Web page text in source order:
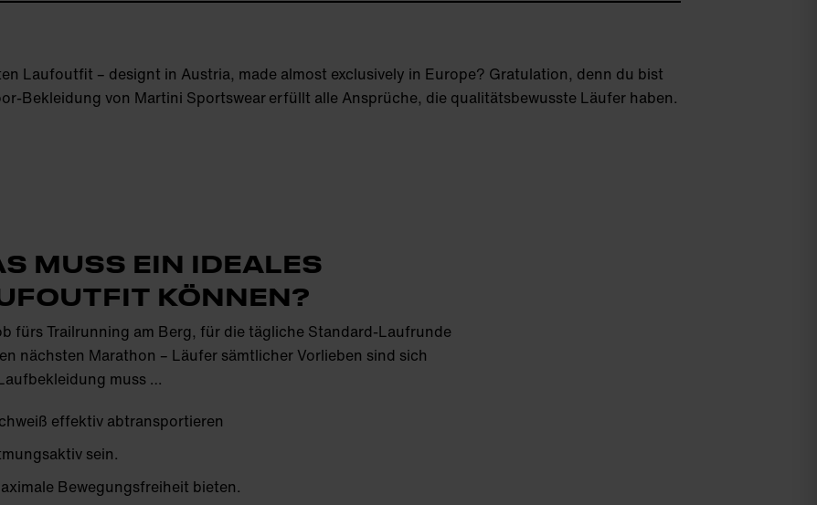
Laufoutfit – designt in Austria, made almost exclusively in Europe? Gratulation, denn du bist
Bekleidung von Martini Sportswearerfüllt alle Ansprüche, die qualitätsbewusste Läufer haben.
MUSS EIN IDEALES
KÖNNEN?
fürs Trailrunning am Berg, für die tägliche Standard-Laufrunde
nächsten Marathon – Läufer sämtlicher Vorlieben sind sich
muss …
effektiv abtransportieren
sein.
Bewegungsfreiheit bieten.